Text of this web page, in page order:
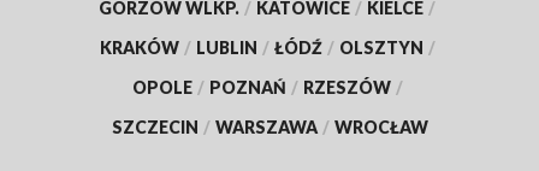
GORZÓW WLKP. / KATOWICE / KIELCE /
KRAKÓW / LUBLIN / ŁÓDŹ / OLSZTYN /
OPOLE / POZNAŃ / RZESZÓW /
SZCZECIN / WARSZAWA / WROCŁAW